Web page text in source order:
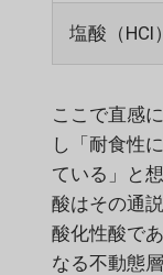
塩酸（HCl）
ここで直感
し「耐食性
ている」と
酸はその通
酸化性酸で
なる不動態